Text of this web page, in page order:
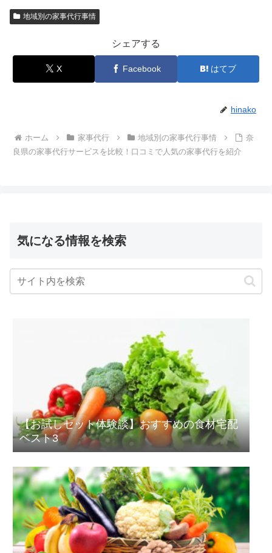
地域別の家事代行事情
シェアする
X Facebook はてブ
hinako
ホーム 家事代行 地域別の家事代行事情
奈
良県の家事代行サービスを比較！口コミで人気の家事代行を紹介
気になる情報を検索
【お試しセット体験談】おすすめの食材宅配
ベスト3